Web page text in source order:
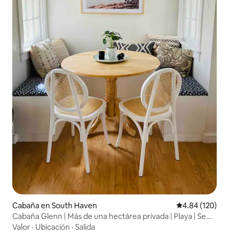
Cabaña en South Haven Calificación
4.84 (120)
Cabaña Glenn | Más de una hectárea privada | Playa | Se
admiten perros
Valor · Ubicación · Salida